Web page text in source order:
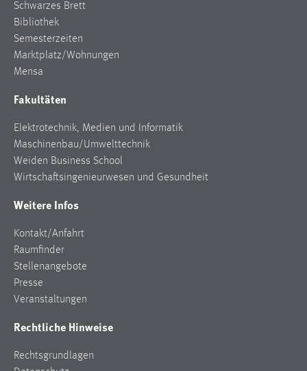
Schwarzes Brett
Bibliothek
Semesterzeiten
Marktplatz/Wohnungen
Mensa
Fakultäten
Elektrotechnik, Medien und Informatik
Maschinenbau/Umwelttechnik
Weiden Business School
Wirtschaftsingenieurwesen und Gesundheit
Weitere Infos
Kontakt/Anfahrt
Raumfinder
Stellenangebote
Presse
Veranstaltungen
Rechtliche Hinweise
Rechtsgrundlagen
Name:
_pk_ref, _pk_cvar, _pk_id, _pk_ses
Zweck:
Zugriffsstatistik
Max. 13 Monate
MARKETING
Marketing Cookies werden von Drittanbietern
Sie tun dies, indem sie Besucher über Websites
hinweg verfolgen.
Google Ads
_gcl_au
Anbieter: